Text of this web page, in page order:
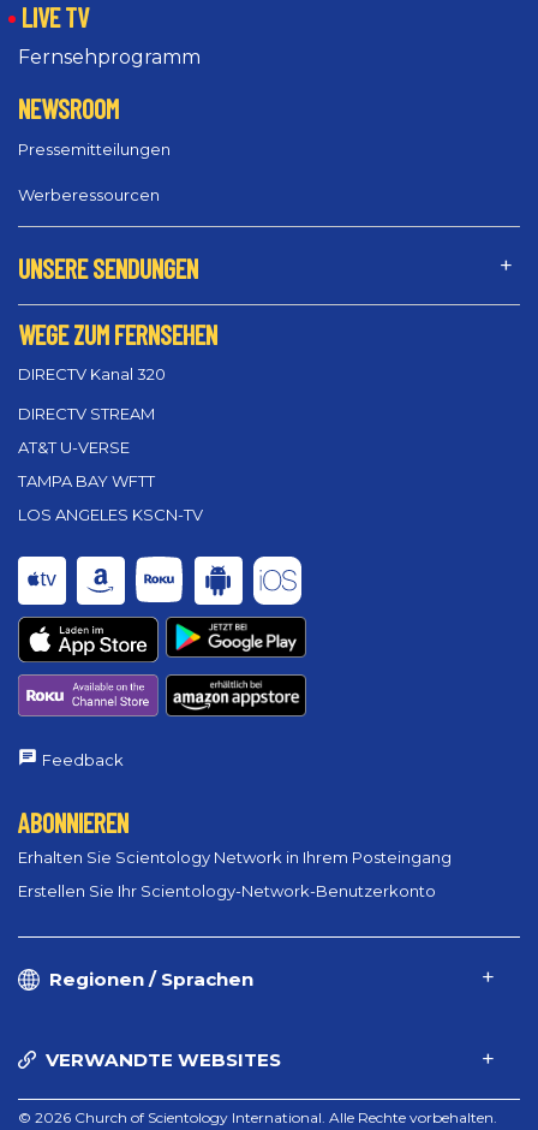
LIVE TV
Fernsehprogramm
NEWSROOM
Pressemitteilungen
Werberessourcen
UNSERE SENDUNGEN
WEGE ZUM FERNSEHEN
DIRECTV Kanal 320
DIRECTV STREAM
AT&T U-VERSE
TAMPA BAY WFTT
LOS ANGELES KSCN-TV
Feedback
ABONNIEREN
Erhalten Sie Scientology Network in Ihrem Posteingang
Erstellen Sie Ihr Scientology-Network-Benutzerkonto
Regionen / Sprachen
VERWANDTE WEBSITES
© 2026 Church of Scientology International. Alle Rechte vorbehalten.